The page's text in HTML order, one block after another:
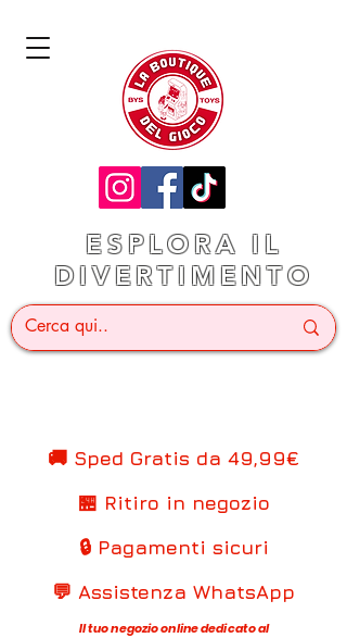
ESPLORA IL
DIVERTIMENTO
🚚 Sped Gratis da 49,99€
🏪 Ritiro in negozio
🔒 Pagamenti sicuri
💬 Assistenza WhatsApp
Il tuo negozio online dedicato al